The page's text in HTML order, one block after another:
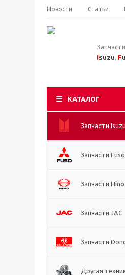
Новости Статьи
Isuzu, F
КАТАЛОГ
Запчасти Isuzu
Запчасти Fuso
Запчасти Hino
Запчасти JAC
Запчасти
Другая